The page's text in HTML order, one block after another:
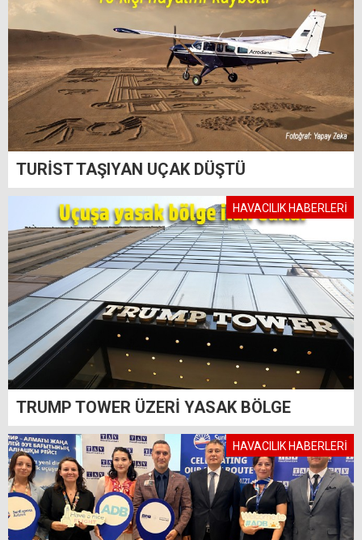
TURİST TAŞIYAN UÇAK DÜŞTÜ
HAVACILIK HABERLERİ
TRUMP TOWER ÜZERİ YASAK BÖLGE
HAVACILIK HABERLERİ